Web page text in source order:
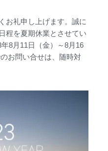
お礼申し上げます。誠に
程を夏期休業とさせてい
8月11日（金）～8月16
お問い合せは、随時対